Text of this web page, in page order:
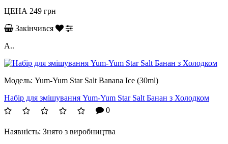
ЦЕНА 249 грн
Закінчився
А..
Модель: Yum-Yum Star Salt Banana Ice (30ml)
Набір для змішування Yum-Yum Star Salt Банан з Холодком
0
Наявність: Знято з виробництва